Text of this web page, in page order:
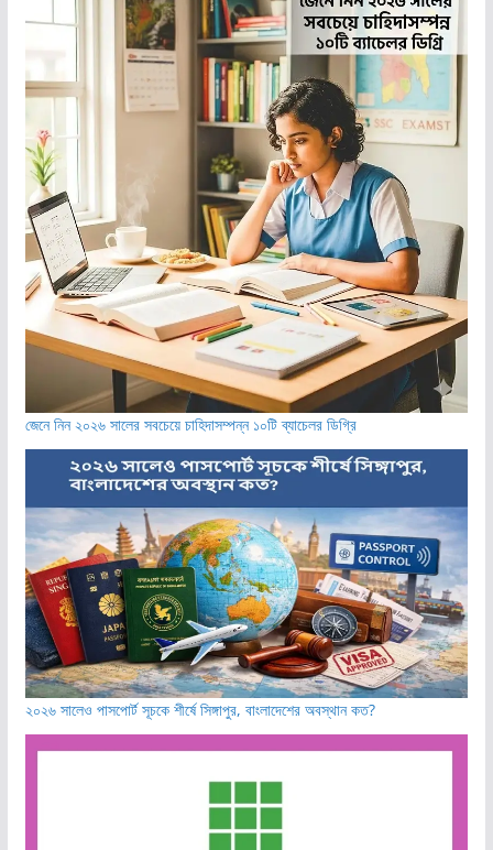
জেনে নিন ২০২৬ সালের সবচেয়ে চাহিদাসম্পন্ন ১০টি ব্যাচেলর ডিগ্রি
২০২৬ সালেও পাসপোর্ট সূচকে শীর্ষে সিঙ্গাপুর, বাংলাদেশের অবস্থান কত?